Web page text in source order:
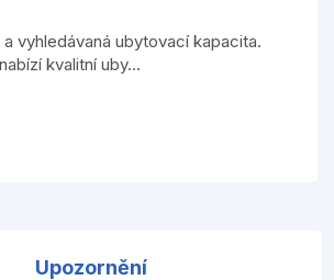
vyhledávaná ubytovací kapacita.
kvalitní uby...
Upozornění